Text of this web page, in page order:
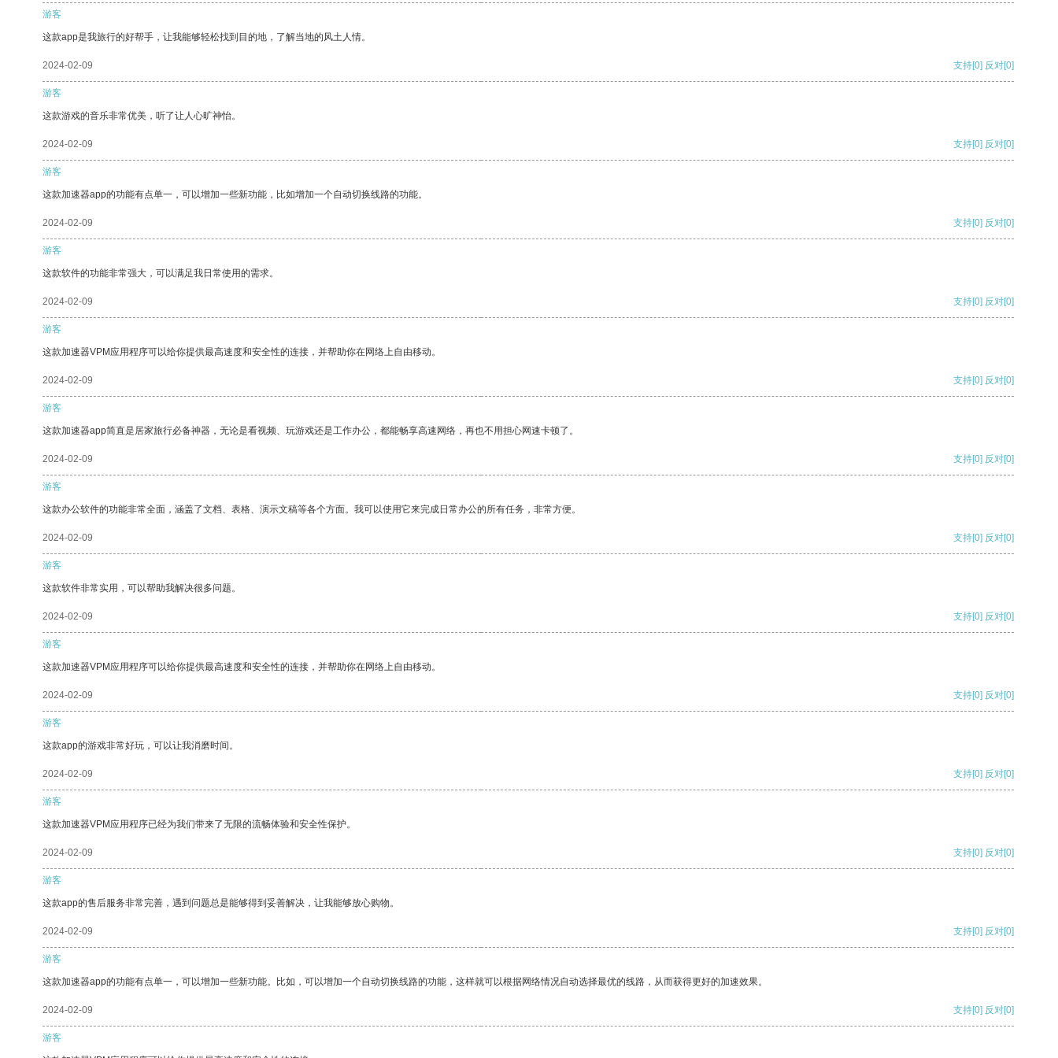
游客
这款app是我旅行的好帮手，让我能够轻松找到目的地，了解当地的风土人情。
2024-02-09 支持[0] 反对[0]
游客
这款游戏的音乐非常优美，听了让人心旷神怡。
2024-02-09 支持[0] 反对[0]
游客
这款加速器app的功能有点单一，可以增加一些新功能，比如增加一个自动切换线路的功能。
2024-02-09 支持[0] 反对[0]
游客
这款软件的功能非常强大，可以满足我日常使用的需求。
2024-02-09 支持[0] 反对[0]
游客
这款加速器VPM应用程序可以给你提供最高速度和安全性的连接，并帮助你在网络上自由移动。
2024-02-09 支持[0] 反对[0]
游客
这款加速器app简直是居家旅行必备神器，无论是看视频、玩游戏还是工作办公，都能畅享高速网络，再也不用担心网速卡顿了。
2024-02-09 支持[0] 反对[0]
游客
这款办公软件的功能非常全面，涵盖了文档、表格、演示文稿等各个方面。我可以使用它来完成日常办公的所有任务，非常方便。
2024-02-09 支持[0] 反对[0]
游客
这款软件非常实用，可以帮助我解决很多问题。
2024-02-09 支持[0] 反对[0]
游客
这款加速器VPM应用程序可以给你提供最高速度和安全性的连接，并帮助你在网络上自由移动。
2024-02-09 支持[0] 反对[0]
游客
这款app的游戏非常好玩，可以让我消磨时间。
2024-02-09 支持[0] 反对[0]
游客
这款加速器VPM应用程序已经为我们带来了无限的流畅体验和安全性保护。
2024-02-09 支持[0] 反对[0]
游客
这款app的售后服务非常完善，遇到问题总是能够得到妥善解决，让我能够放心购物。
2024-02-09 支持[0] 反对[0]
游客
这款加速器app的功能有点单一，可以增加一些新功能。比如，可以增加一个自动切换线路的功能，这样就可以根据网络情况自动选择最优的线路，从而获得更好的加速效果。
2024-02-09 支持[0] 反对[0]
游客